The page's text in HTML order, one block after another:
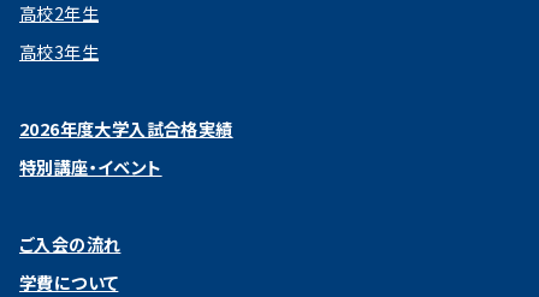
高校2年生
高校3年生
2026年度大学入試合格実績
特別講座・イベント
ご入会の流れ
学費について